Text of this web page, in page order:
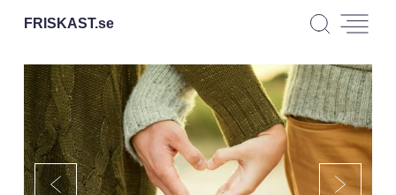
FRISKAST.se